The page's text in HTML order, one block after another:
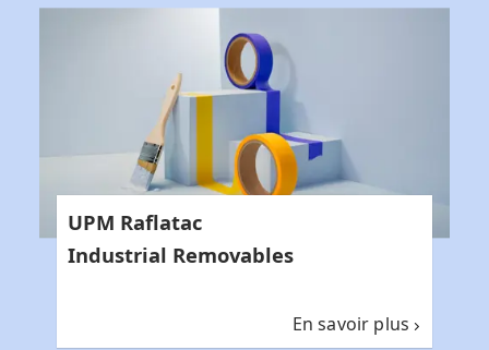
UPM Raflatac
Industrial Removables
En savoir plus